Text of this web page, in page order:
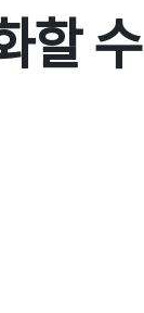
할